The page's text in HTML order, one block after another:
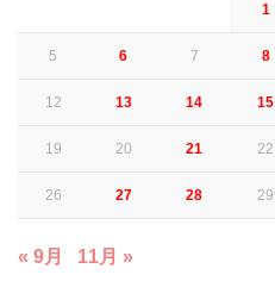
1
5 6 7 8
12 13 14 15
19 20 21 22
26 27 28 29
« 9月 11月 »